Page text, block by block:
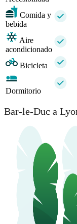
Comida y
bebida
Aire
acondicionado
Bicicleta
Dormitorio
Bar-le-Duc a